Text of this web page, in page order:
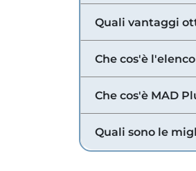
Quali vantaggi
Che cos'è
Che cos'è MAD
Quali sono le